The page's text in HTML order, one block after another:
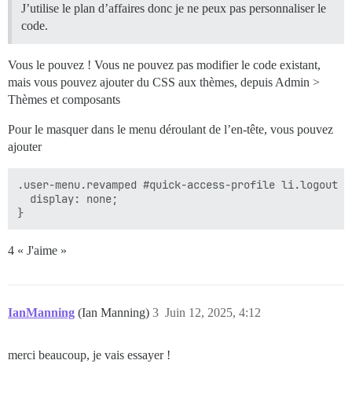
J’utilise le plan d’affaires donc je ne peux pas personnaliser le
code.
Vous le pouvez ! Vous ne pouvez pas modifier le code existant,
mais vous pouvez ajouter du CSS aux thèmes, depuis Admin >
Thèmes et composants
Pour le masquer dans le menu déroulant de l’en-tête, vous pouvez
ajouter
.user-menu.revamped #quick-access-profile li.logout {
  display: none;
4 « J'aime »
IanManning (Ian Manning) Juin 12, 2025, 4:12
3
merci beaucoup, je vais essayer !